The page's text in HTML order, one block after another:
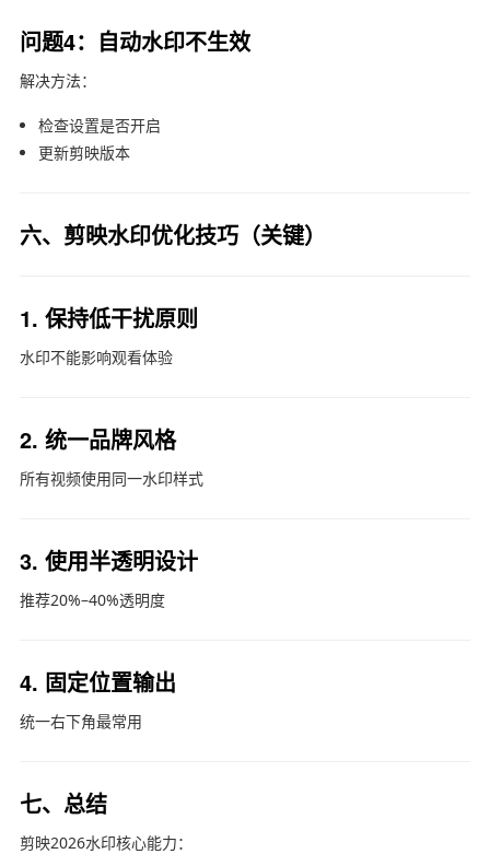
问题4：自动水印不生效
解决方法：
检查设置是否开启
更新剪映版本
六、剪映水印优化技巧（关键）
1. 保持低干扰原则
水印不能影响观看体验
2. 统一品牌风格
所有视频使用同一水印样式
3. 使用半透明设计
推荐20%–40%透明度
4. 固定位置输出
统一右下角最常用
七、总结
剪映2026水印核心能力：